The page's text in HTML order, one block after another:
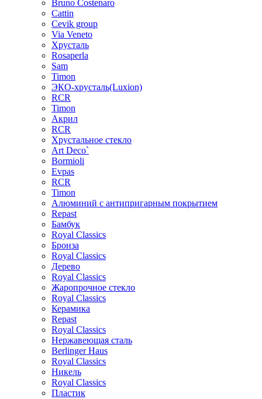
Bruno Costenaro
Cattin
Cevik group
Via Veneto
Хрусталь
Rosaperla
Sam
Timon
ЭКО-хрусталь(Luxion)
RCR
Timon
Акрил
RCR
Хрустальное стекло
Art Deco`
Bormioli
Evpas
RCR
Timon
Алюминий с антипригарным покрытием
Repast
Бамбук
Royal Classics
Бронза
Royal Classics
Дерево
Royal Classics
Жаропрочное стекло
Royal Classics
Керамика
Repast
Royal Classics
Нержавеющая сталь
Berlinger Haus
Royal Classics
Никель
Royal Classics
Пластик